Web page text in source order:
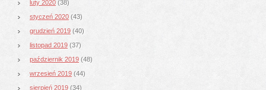
luty 2020 (38)
styczeń 2020 (43)
grudzień 2019 (40)
listopad 2019 (37)
październik 2019 (48)
wrzesień 2019 (44)
sierpień 2019 (34)